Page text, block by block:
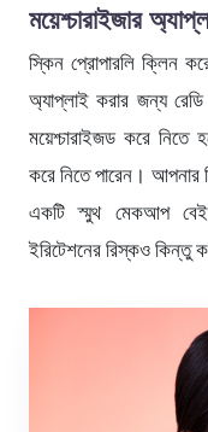
ময়েশ্চারাইজার
স্কিন প্রোপারলি ক্লিন
অ্যাপ্লাই করার জন্য
ময়েশ্চারাইজড করে নিতে
করে নিতে পারেন। আপনার
একটি স্মুথ মেকআপ
ইরিটেশনের রিস্কও কিন্তু